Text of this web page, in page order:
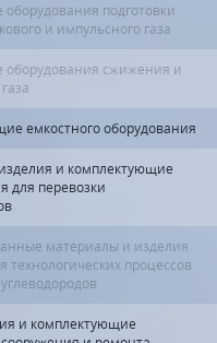
подготовки
и импульсного газа
оборудования сжижения и
емкостного оборудования
и комплектующие
для перевозки
материалы и изделия
технологических процессов
и комплектующие